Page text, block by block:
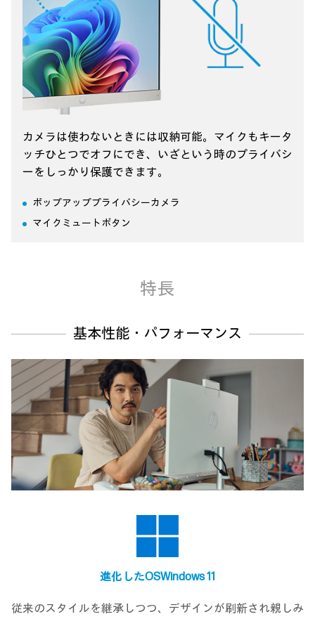
カメラは使わないときには収納可能。 マイクもキータ
ッチひとつでオフにでき、
いざという時のプライバシ
ーをしっかり保護できます。
ポップアッププライバシーカメラ
マイクミュートボタン
特長
基本性能・パフォーマンス
進化したOSWindows 11
従来のスタイルを継承しつつ、デザインが刷新され親しみ